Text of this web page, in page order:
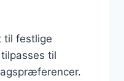
til festlige
til